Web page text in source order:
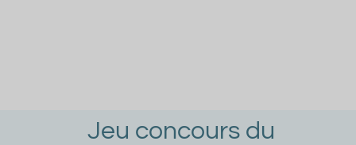
Jeu concours du